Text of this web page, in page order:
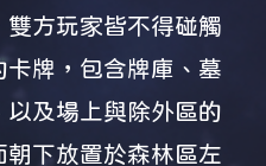
雙方玩家皆不得碰觸
卡牌，包含牌庫、墓
以及場上與除外區的
朝下放置於森林區左